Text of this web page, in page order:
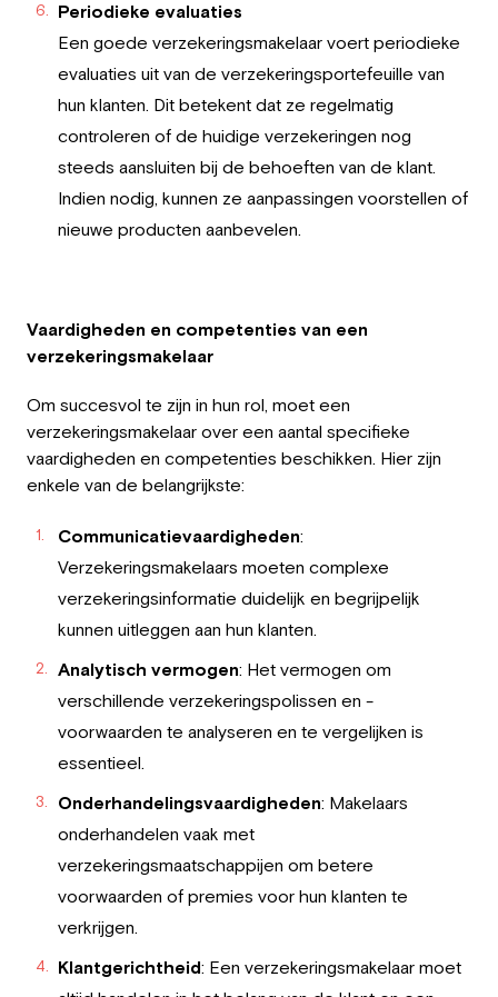
Periodieke evaluaties
Een goede verzekeringsmakelaar voert periodieke
evaluaties uit van de verzekeringsportefeuille van
hun klanten. Dit betekent dat ze regelmatig
controleren of de huidige verzekeringen nog
steeds aansluiten bij de behoeften van de klant.
Indien nodig, kunnen ze aanpassingen voorstellen of
nieuwe producten aanbevelen.
Vaardigheden en competenties van een
verzekeringsmakelaar
Om succesvol te zijn in hun rol, moet een
verzekeringsmakelaar over een aantal specifieke
vaardigheden en competenties beschikken. Hier zijn
enkele van de belangrijkste:
Communicatievaardigheden:
Verzekeringsmakelaars moeten complexe
verzekeringsinformatie duidelijk en begrijpelijk
kunnen uitleggen aan hun klanten.
Analytisch vermogen: Het vermogen om
verschillende verzekeringspolissen en -
voorwaarden te analyseren en te vergelijken is
essentieel.
Onderhandelingsvaardigheden: Makelaars
onderhandelen vaak met
verzekeringsmaatschappijen om betere
voorwaarden of premies voor hun klanten te
verkrijgen.
Klantgerichtheid: Een verzekeringsmakelaar moet